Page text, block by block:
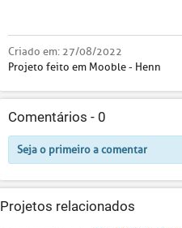
Criado em: 27/08/2022
Projeto feito em Mooble - Henn
Comentários - 0
Seja o primeiro a comentar
Projetos relacionados